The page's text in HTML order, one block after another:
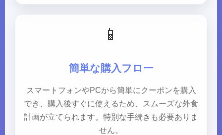
📱
簡単な購入フロー
スマートフォンやPCから簡単にクーポンを購入
でき、購入後すぐに使えるため、スムーズな外食
計画が立てられます。特別な手続きも必要ありま
せん。